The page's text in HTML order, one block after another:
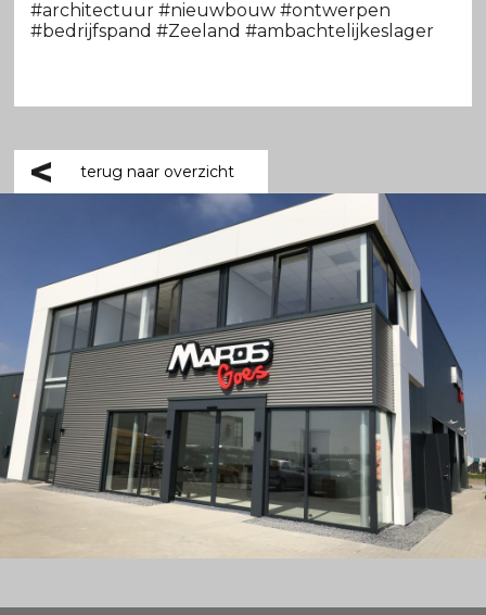
#architectuur #nieuwbouw #ontwerpen
#bedrijfspand #Zeeland #ambachtelijkeslager
terug naar overzicht